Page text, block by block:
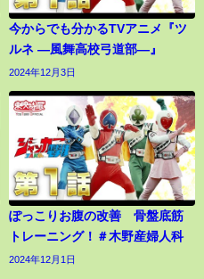
今からでも分かるTVアニメ『ツ
ルネ ―風舞高校弓道部―』
2024年12月3日
ぽっこりお腹の改善 骨盤底筋
トレーニング！＃木野産婦人科
2024年12月1日